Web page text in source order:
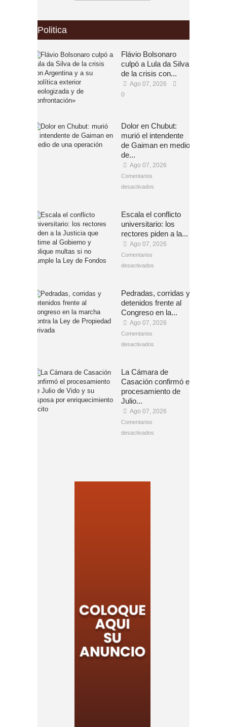
Politica
Flávio Bolsonaro
culpó a Lula da Silva
de la crisis con...
Ago 07, 2026
0
Dolor en Chubut:
murió el intendente
de Gaiman en medio
de...
Ago 07, 2026
Comentarios
desactivados
Escala el conflicto
universitario: los
rectores piden a la...
Ago 07, 2026
Comentarios
desactivados
Pedradas, corridas y
detenidos frente al
Congreso en la...
Ago 07, 2026
Comentarios
desactivados
La Cámara de
Casación confirmó el
procesamiento de
Julio...
Ago 07, 2026
Comentarios
desactivados